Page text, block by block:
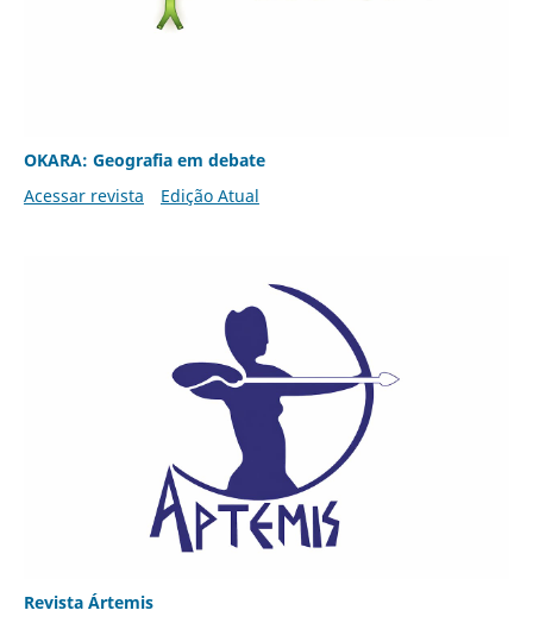
OKARA: Geografia em debate
Acessar revista
Edição Atual
Revista Ártemis